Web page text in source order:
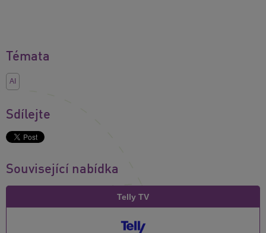
Témata
AI
Sdílejte
Související nabídka
Telly TV